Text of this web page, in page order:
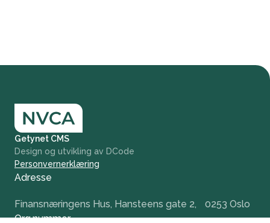
Getynet CMS
Design og utvikling av DCode
Personvernerklæring
Adresse
Finansnæringens Hus, Hansteens gate 2, 0253 Oslo
Org.nummer